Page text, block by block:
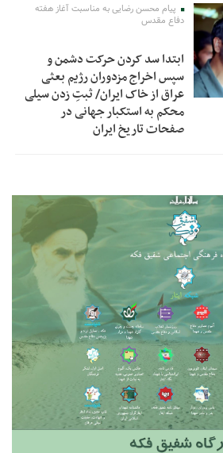
پیام محسن رضایی به مناسبت آغاز هفته
دفاع مقدس
ابتدا سد کردن حرکت دشمن و
سپس اخراج مزدوران رژیم بعثی
عراق از خاک ایران/ ثبتِ زدن سیلی
محکم به استکبار جهانی در
صفحات تاریخ ایران